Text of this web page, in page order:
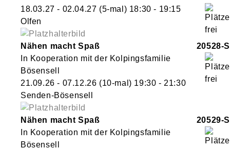
18.03.27 - 02.04.27 (5-mal) 18:30 - 19:15
Olfen
Nähen macht Spaß
20528-S
In Kooperation mit der Kolpingsfamilie
Bösensell
21.09.26 - 07.12.26 (10-mal) 19:30 - 21:30
Senden-Bösensell
Nähen macht Spaß
20529-S
In Kooperation mit der Kolpingsfamilie
Bösensell